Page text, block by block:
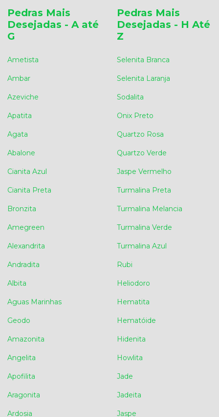
Pedras Mais
Desejadas - A até
G
Ametista
Ambar
Azeviche
Apatita
Agata
Abalone
Cianita Azul
Cianita Preta
Bronzita
Amegreen
Alexandrita
Andradita
Albita
Aguas Marinhas
Geodo
Amazonita
Angelita
Apofilita
Aragonita
Ardosia
Pedras Mais
Desejadas - H Até
Z
Selenita Branca
Selenita Laranja
Sodalita
Onix Preto
Quartzo Rosa
Quartzo Verde
Jaspe Vermelho
Turmalina Preta
Turmalina Melancia
Turmalina Verde
Turmalina Azul
Rubi
Heliodoro
Hematita
Hematóide
Hidenita
Howlita
Jade
Jadeita
Jaspe